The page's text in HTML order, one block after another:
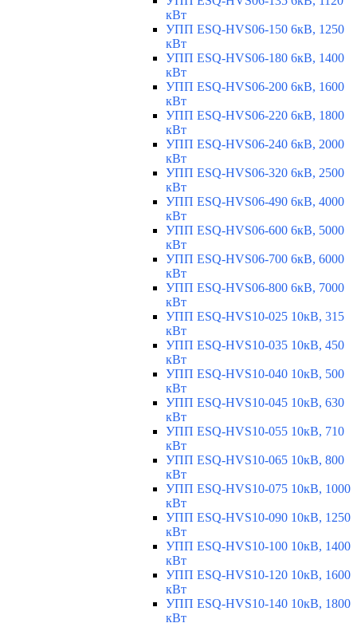
кВт
УПП ESQ-HVS06-150 6кВ, 1250
кВт
УПП ESQ-HVS06-180 6кВ, 1400
кВт
УПП ESQ-HVS06-200 6кВ, 1600
кВт
УПП ESQ-HVS06-220 6кВ, 1800
кВт
УПП ESQ-HVS06-240 6кВ, 2000
кВт
УПП ESQ-HVS06-320 6кВ, 2500
кВт
УПП ESQ-HVS06-490 6кВ, 4000
кВт
УПП ESQ-HVS06-600 6кВ, 5000
кВт
УПП ESQ-HVS06-700 6кВ, 6000
кВт
УПП ESQ-HVS06-800 6кВ, 7000
кВт
УПП ESQ-HVS10-025 10кВ, 315
кВт
УПП ESQ-HVS10-035 10кВ, 450
кВт
УПП ESQ-HVS10-040 10кВ, 500
кВт
УПП ESQ-HVS10-045 10кВ, 630
кВт
УПП ESQ-HVS10-055 10кВ, 710
кВт
УПП ESQ-HVS10-065 10кВ, 800
кВт
УПП ESQ-HVS10-075 10кВ, 1000
кВт
УПП ESQ-HVS10-090 10кВ, 1250
кВт
УПП ESQ-HVS10-100 10кВ, 1400
кВт
УПП ESQ-HVS10-120 10кВ, 1600
кВт
УПП ESQ-HVS10-140 10кВ, 1800
кВт